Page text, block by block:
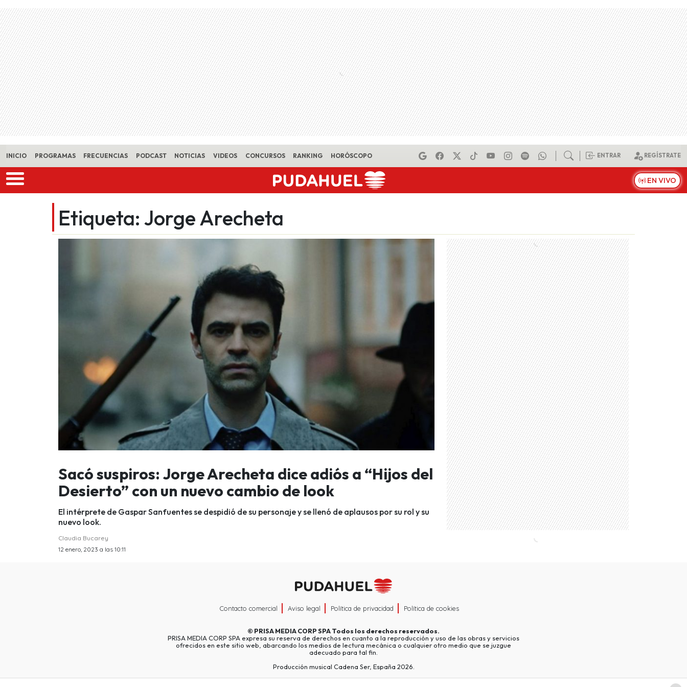
Skip to main content
INICIO PROGRAMAS FRECUENCIAS PODCAST NOTICIAS VIDEOS CONCURSOS RANKING HORÓSCOPO ENTRAR REGÍSTRATE
EN VIVO
Etiqueta: Jorge Arecheta
Sacó suspiros: Jorge Arecheta dice adiós a “Hijos del
Desierto” con un nuevo cambio de look
El intérprete de Gaspar Sanfuentes se despidió de su personaje y se llenó de aplausos por su rol y su
nuevo look.
Claudia Bucarey
12 enero, 2023 a las 10:11
Contacto comercial Aviso legal Política de privacidad Política de cookies
© PRISA MEDIA CORP SPATodos los derechos reservados.
PRISA MEDIA CORP SPA expresa su reserva de derechos en cuanto a la reproducción y uso de las obras y servicios
ofrecidos en este sitio web, abarcando los medios de lectura mecánica o cualquier otro medio que se juzgue
adecuado para tal fin.
Producción musical Cadena Ser, España 2026.